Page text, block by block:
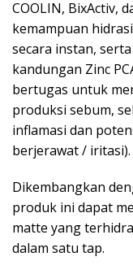
COOLIN, BixActiv,
kemampuan
secara instan,
kandungan Zinc
bertugas untuk
produksi sebum,
inflamasi dan
berjerawat / iritasi).
Dikembangkan
produk ini dapat
matte yang
dalam satu tap.